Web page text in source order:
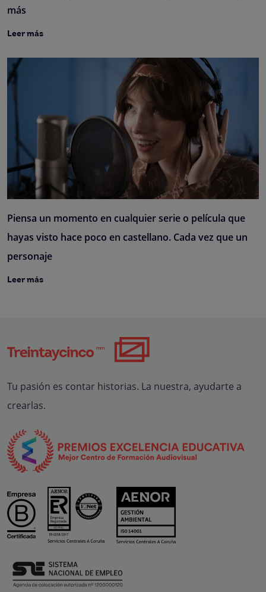
más
Leer más
Piensa un momento en cualquier serie o película que
hayas visto hace poco en castellano. Cada vez que un
personaje
Leer más
Tu pasión es contar historias. La nuestra, ayudarte a
crearlas.